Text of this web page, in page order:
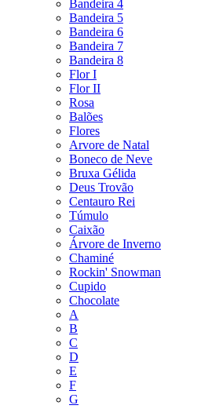
Bandeira 4
Bandeira 5
Bandeira 6
Bandeira 7
Bandeira 8
Flor I
Flor II
Rosa
Balões
Flores
Arvore de Natal
Boneco de Neve
Bruxa Gélida
Deus Trovão
Centauro Rei
Túmulo
Caixão
Árvore de Inverno
Chaminé
Rockin' Snowman
Cupido
Chocolate
A
B
C
D
E
F
G